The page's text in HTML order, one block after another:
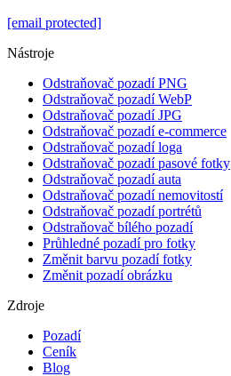
[email protected]
Nástroje
Odstraňovač pozadí PNG
Odstraňovač pozadí WebP
Odstraňovač pozadí JPG
Odstraňovač pozadí e-commerce
Odstraňovač pozadí loga
Odstraňovač pozadí pasové fotky
Odstraňovač pozadí auta
Odstraňovač pozadí nemovitostí
Odstraňovač pozadí portrétů
Odstraňovač bílého pozadí
Průhledné pozadí pro fotky
Změnit barvu pozadí fotky
Změnit pozadí obrázku
Zdroje
Pozadí
Ceník
Blog